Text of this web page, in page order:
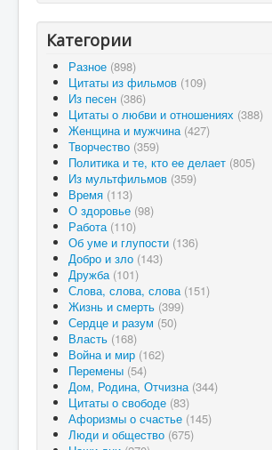
Категории
Разное (898)
Цитаты из фильмов (109)
Из песен (386)
Цитаты о любви и отношениях (388)
Женщина и мужчина (427)
Творчество (359)
Политика и те, кто ее делает (805)
Из мультфильмов (359)
Время (113)
О здоровье (98)
Работа (110)
Об уме и глупости (136)
Добро и зло (143)
Дружба (101)
Слова, слова, слова (151)
Жизнь и смерть (399)
Сердце и разум (50)
Власть (168)
Война и мир (162)
Перемены (54)
Дом, Родина, Отчизна (344)
Цитаты о свободе (83)
Афоризмы о счастье (145)
Люди и общество (675)